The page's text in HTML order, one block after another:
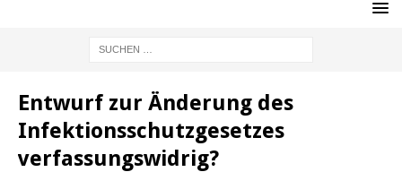
Entwurf zur Änderung des
Infektionsschutzgesetzes
verfassungswidrig?